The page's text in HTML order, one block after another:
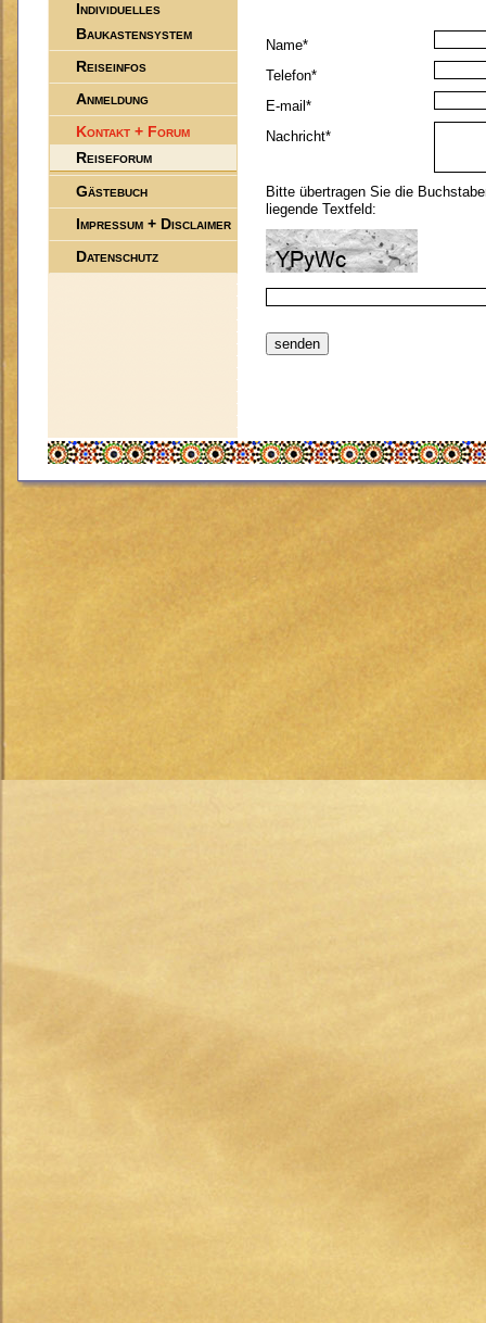
Name*
Telefon*
E-mail*
Nachricht*
Bitte übertragen Sie die Buchstaben und
liegende Textfeld:
Individuelles
Baukastensystem
Reiseinfos
Anmeldung
Kontakt + Forum
Reiseforum
Gästebuch
Impressum + Disclaimer
Datenschutz